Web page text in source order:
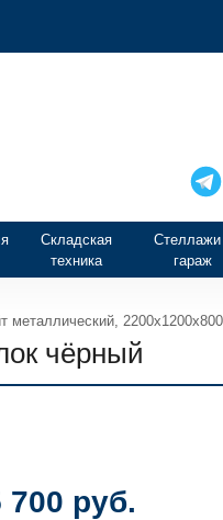
Складская
техника
Стеллажи
гараж
металлический,
чёрный
700 руб.